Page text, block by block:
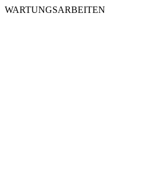
WARTUNGSARBEITEN